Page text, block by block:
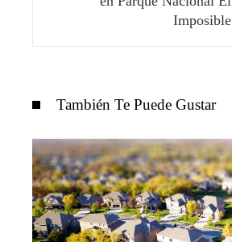
Imposible
También Te Puede Gustar